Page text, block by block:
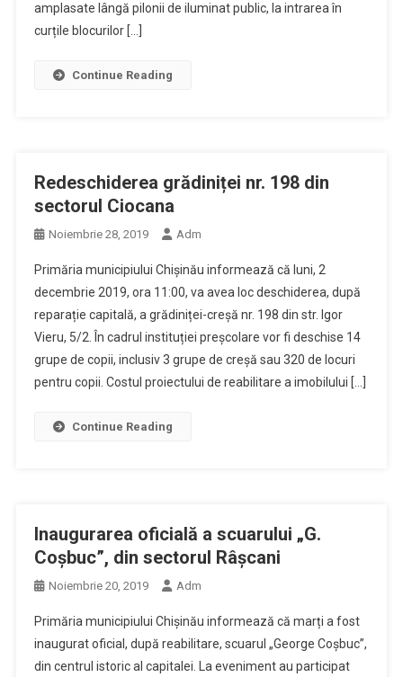
amplasate lângă pilonii de iluminat public, la intrarea în
curțile blocurilor […]
Continue Reading
Redeschiderea grădiniței nr. 198 din
sectorul Ciocana
Noiembrie 28, 2019 Adm
Primăria municipiului Chișinău informează că luni, 2
decembrie 2019, ora 11:00, va avea loc deschiderea, după
reparație capitală, a grădiniței-creșă nr. 198 din str. Igor
Vieru, 5/2. În cadrul instituției preșcolare vor fi deschise 14
grupe de copii, inclusiv 3 grupe de creșă sau 320 de locuri
pentru copii. Costul proiectului de reabilitare a imobilului […]
Continue Reading
Inaugurarea oficială a scuarului „G.
Coșbuc”, din sectorul Râșcani
Noiembrie 20, 2019 Adm
Primăria municipiului Chișinău informează că marți a fost
inaugurat oficial, după reabilitare, scuarul „George Coșbuc”,
din centrul istoric al capitalei. La eveniment au participat